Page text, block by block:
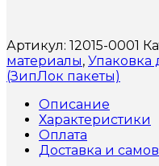
Артикул: 12015-0001
материалы, Упаковка
(ЗипЛок пакеты)
Описание
Характеристики
Оплата
Доставка и